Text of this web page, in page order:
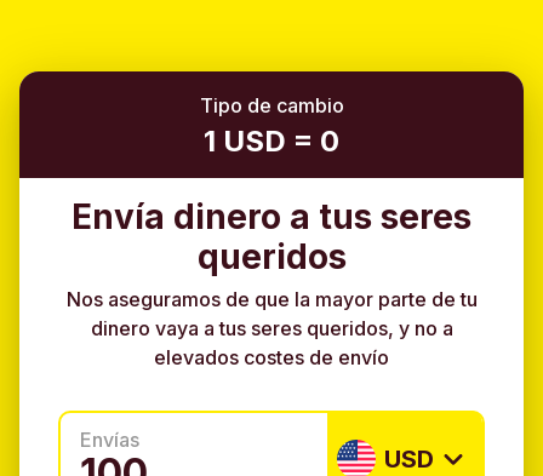
Tipo de cambio
1 USD = 0
Envía dinero a tus seres
queridos
Nos aseguramos de que la mayor parte de tu
dinero vaya a tus seres queridos, y no a
elevados costes de envío
Envías
USD